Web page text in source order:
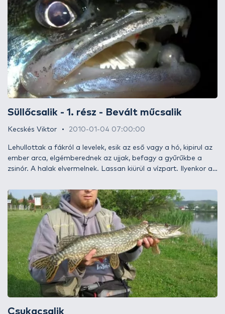
Elkezdtem végigolvasni az oldalon található műcsalikkal, süllő
horgászattal kapcsolatos, cikkeket. Nem könnyű az asztalra új
dolgokat letenni a témában, ez hamar kiderült. Megpróbálom
azt a néhány fehér foltot eltüntetni, amit találtam, továbbá
remélem, sikerül valami kis pluszt nyújtani a plasztik csalis
horgászatban.
Süllőcsalik - 1. rész - Bevált műcsalik
Kecskés Viktor 2010-01-04 07:00:00
Lehullottak a fákról a levelek, esik az eső vagy a hó, kipirul az
ember arca, elgémberednek az ujjak, befagy a gyűrűkbe a
zsinór. A halak elvermelnek. Lassan kiürül a vízpart. Ilyenkor a
nézegetni a fotóalbumban az eddig fogott halakat,
karbantartani a felszerelést az egész éves megterhelő
pergetés után. Viszont ha az olvasók között akad néhány
hozzám hasonló orvosilag az ép ész és az elmebetegség
vékony határán táncoló fanatikus, aki ilyenkor is a vízpartra
vágyik, talán örömmel veszik a tényt, nincsenek egyedül!
Csukacsalik